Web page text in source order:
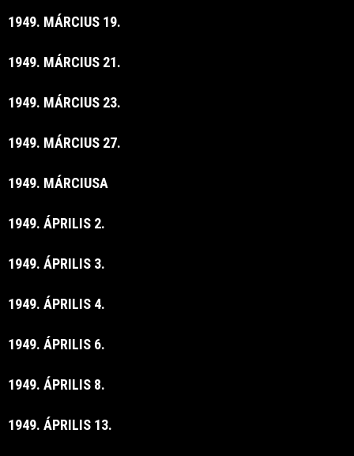
1949. MÁRCIUS 19.
1949. MÁRCIUS 21.
1949. MÁRCIUS 23.
1949. MÁRCIUS 27.
1949. MÁRCIUSA
1949. ÁPRILIS 2.
1949. ÁPRILIS 3.
1949. ÁPRILIS 4.
1949. ÁPRILIS 6.
1949. ÁPRILIS 8.
1949. ÁPRILIS 13.